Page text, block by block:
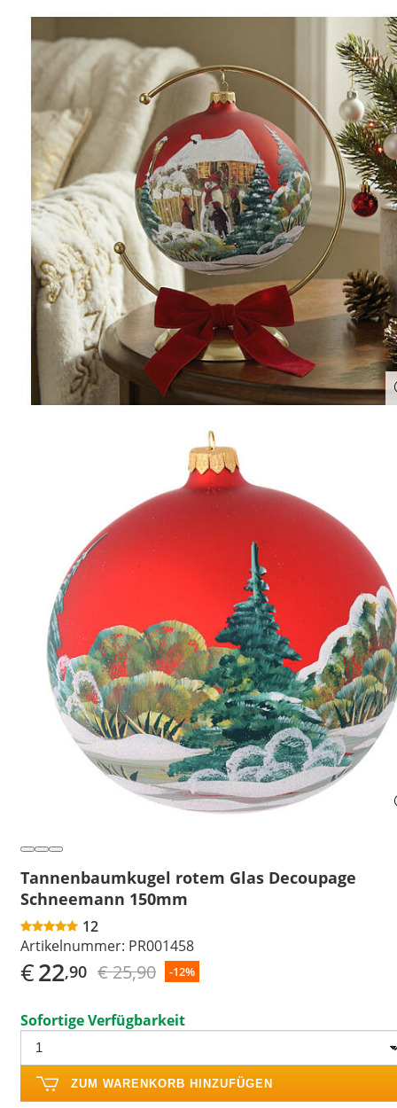
Tannenbaumkugel rotem Glas Decoupage
Schneemann 150mm
12
Artikelnummer: PR001458
€22,90 € 25,90 -12%
Sofortige Verfügbarkeit
ZUM WARENKORB HINZUFÜGEN